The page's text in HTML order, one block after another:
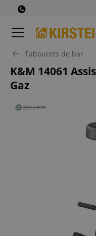
Tabourets de bar
K&M 14061
Gaz